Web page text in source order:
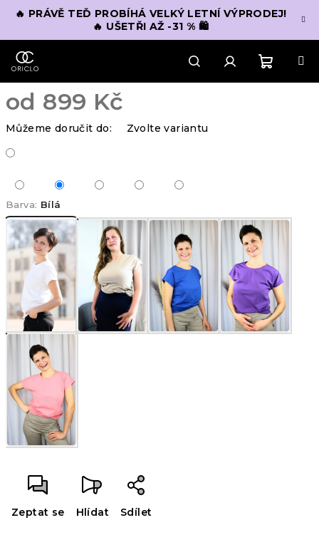
🔥 PRÁVĚ TEĎ PROBÍHÁ VELKÝ LETNÍ VÝPRODEJ!
🔥 UŠETŘI AŽ -31 % 🛍️
HledatPřihlášení
Barva: Bílá
od 899 Kč
Měrná
Můžeme doručit do: Zvolte variantu
Zeptat se Hlídat Sdílet